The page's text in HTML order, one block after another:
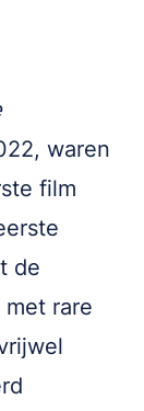
waren
film
de
rare